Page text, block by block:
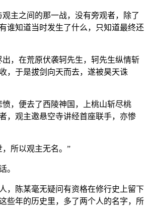
主之间的那一战，没有旁观者，除了
谁知道当时发生了什么，只知道最终还
出，在荒原伏袭轲先生，轲先生纵情斩
，于是拔剑向天而去，遂被昊天诛
，便去了西陵神国，上桃山斩尽桃
，观主邀悬空寺讲经首座联手，亦惨
所以观主无名。”
。
，陈某毫无疑问有资格在修行史上留下
些年的历史里，多了两个人的名字，所